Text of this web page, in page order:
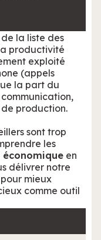
la liste des
productivité
exploité
(appels
la part du
production.
sont trop
les
économique en
délivrer notre
mieux
comme outil